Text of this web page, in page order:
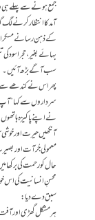
جمع ہونے سے پہلے ہی
آمد کا انتظار کرنے
کے ذہن رسا نے
بہائے بغیر ، حجر اسود
سب آگے بڑھ آئیں۔
پھر اس نے کندھے سے
سرداروں سےکہا “آپ
نے اپنے پاکیزہ
آنکھیں حیرت اور
معمولی جُرآت
حال کو رحمت کی برکھا
محسنِ انسانیت کی اس
سبق دے دیا: